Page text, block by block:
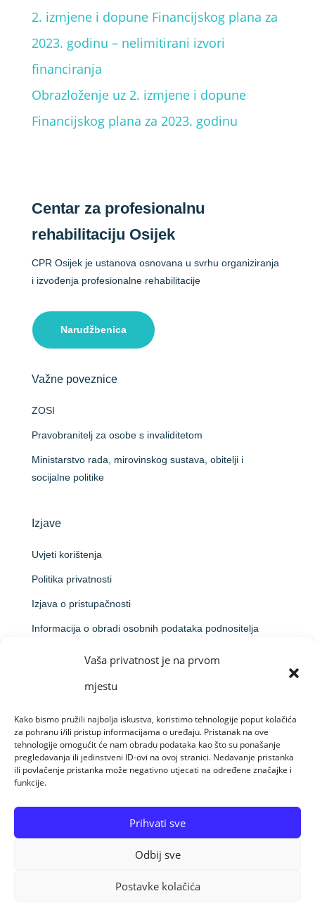
Vaša privatnost je na prvom
mjestu
Kako bismo pružili najbolja iskustva, koristimo tehnologije poput kolačića
za pohranu i/ili pristup informacijama o uređaju. Pristanak na ove
tehnologije omogućit će nam obradu podataka kao što su ponašanje
pregledavanja ili jedinstveni ID-ovi na ovoj stranici. Nedavanje pristanka
ili povlačenje pristanka može negativno utjecati na određene značajke i
funkcije.
Prihvati sve
Odbij sve
Postavke kolačića
2. izmjene i dopune Financijskog plana za
2023. godinu – nelimitirani izvori
financiranja
Obrazloženje uz 2. izmjene i dopune
Financijskog plana za 2023. godinu
Centar za profesionalnu
rehabilitaciju Osijek
CPR Osijek je ustanova osnovana u svrhu organiziranja
i izvođenja profesionalne rehabilitacije
Narudžbenica
Važne poveznice
ZOSI
Pravobranitelj za osobe s invaliditetom
Ministarstvo rada, mirovinskog sustava, obitelji i
socijalne politike
Izjave
Uvjeti korištenja
Politika privatnosti
Izjava o pristupačnosti
Informacija o obradi osobnih podataka podnositelja
Obavijest o obradi putem videonadzora
Made by Raido Solutions &CroArt Studio